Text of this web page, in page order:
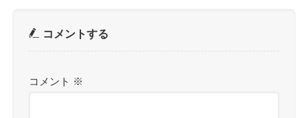
コメントする
コメント ※